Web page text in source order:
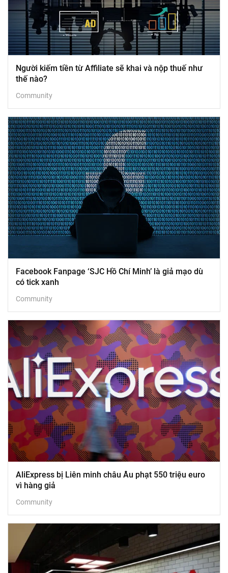
Người kiếm tiền từ Affiliate sẽ khai và nộp thuế như
thế nào?
Community
Facebook Fanpage ‘SJC Hồ Chí Minh’ là giả mạo dù
có tick xanh
Community
AliExpress bị Liên minh châu Âu phạt 550 triệu euro
vì hàng giả
Community